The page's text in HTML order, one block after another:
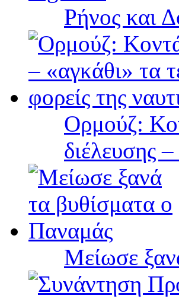
Ρήνος και
Ορμούζ:
διέλευσης
Μείωσε